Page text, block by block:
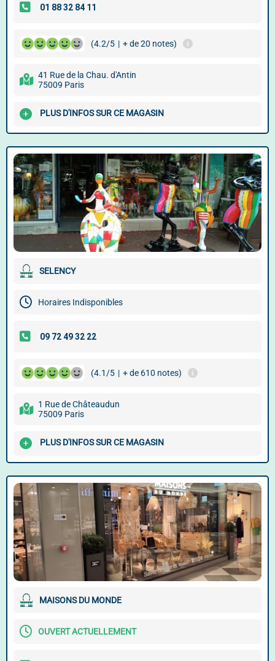
(4.2/5 | + de 20 notes)
41 Rue de la Chau. d'Antin
75009 Paris
PLUS D'INFOS SUR CE MAGASIN
SELENCY
Horaires Indisponibles
(4.1/5 | + de 610 notes)
1 Rue de Châteaudun
75009 Paris
PLUS D'INFOS SUR CE MAGASIN
MAISONS DU MONDE
OUVERT ACTUELLEMENT